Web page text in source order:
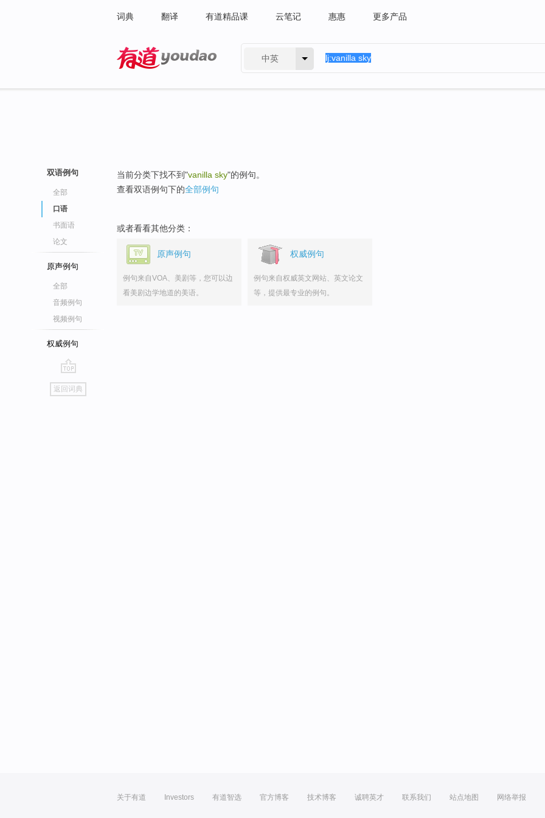
词典 翻译 有道精品课 云笔记 惠惠 更多产品
中英
双语例句
全部
口语
书面语
论文
原声例句
全部
音频例句
视频例句
权威例句
go
top
返回词典
当前分类下找不到"vanilla sky"的例句。
查看双语例句下的全部例句
或者看看其他分类：
原声例句
例句来自VOA、美剧等，您可以边
看美剧边学地道的美语。
权威例句
例句来自权威英文网站、英文论文
等，提供最专业的例句。
关于有道 Investors 有道智选 官方博客 技术博客 诚聘英才 联系我们 站点地图 网络举报